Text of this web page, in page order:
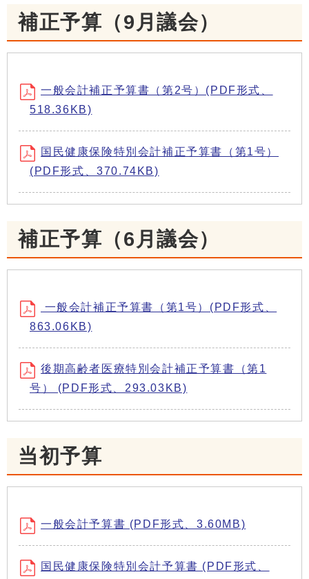
補正予算（9月議会）
一般会計補正予算書（第2号）(PDF形式、
518.36KB)
国民健康保険特別会計補正予算書（第1号）
(PDF形式、370.74KB)
補正予算（6月議会）
一般会計補正予算書（第1号）(PDF形式、
863.06KB)
後期高齢者医療特別会計補正予算書（第1
号） (PDF形式、293.03KB)
当初予算
一般会計予算書 (PDF形式、3.60MB)
国民健康保険特別会計予算書 (PDF形式、